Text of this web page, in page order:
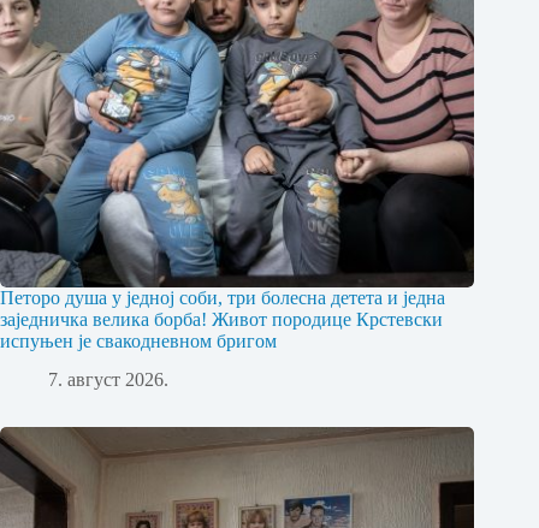
Петоро душа у једној соби, три болесна детета и једна
заједничка велика борба! Живот породице Крстевски
испуњен је свакодневном бригом
7. август 2026.